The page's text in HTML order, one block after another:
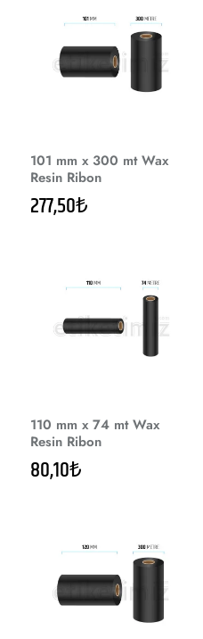
101 mm x 300 mt Wax
Resin Ribon
277,50₺
110 mm x 74 mt Wax
Resin Ribon
80,10₺